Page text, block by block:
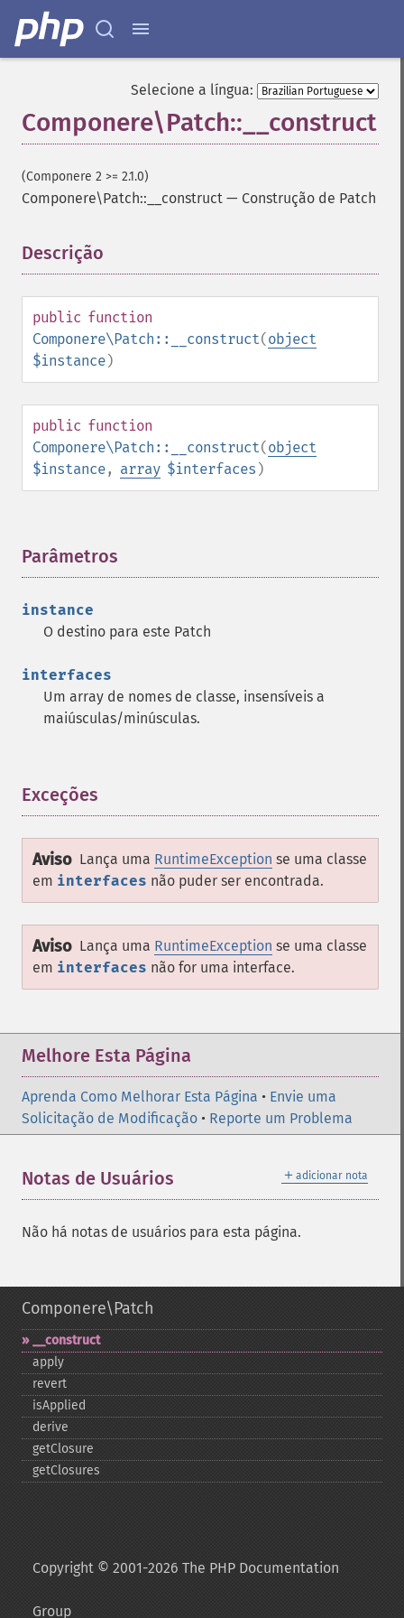
Selecione a língua:
Componere\Patch::__construct
(Componere 2 >= 2.1.0)
Componere\Patch::__construct — Construção de Patch
Descrição
public function
Componere\Patch::__construct(object
$instance)
public function
Componere\Patch::__construct(object
$instance, array $interfaces )
Parâmetros
instance
O destino para este Patch
interfaces
Um array de nomes de classe, insensíveis a
maiúsculas/minúsculas.
Exceções
Aviso Lança uma RuntimeException se uma classe
em interfaces não puder ser encontrada.
Aviso Lança uma RuntimeException se uma classe
em interfaces não for uma interface.
Melhore Esta Página
Aprenda Como Melhorar Esta Página • Envie uma
Solicitação de Modificação • Reporte um Problema
＋ adicionar nota
Notas de Usuários
Não há notas de usuários para esta página.
Componere\Patch
_​_​construct
apply
revert
isApplied
derive
getClosure
getClosures
Copyright © 2001-2026 The PHP Documentation
Group